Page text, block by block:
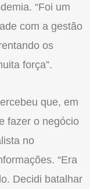
“Foi um
com a gestão
os
força”.
que, em
fazer o negócio
no
“Era
Decidi batalhar